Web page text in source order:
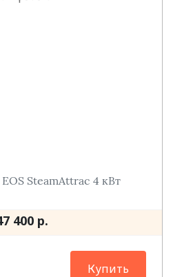
SteamAttrac 4 кВт
400 р.
Купить